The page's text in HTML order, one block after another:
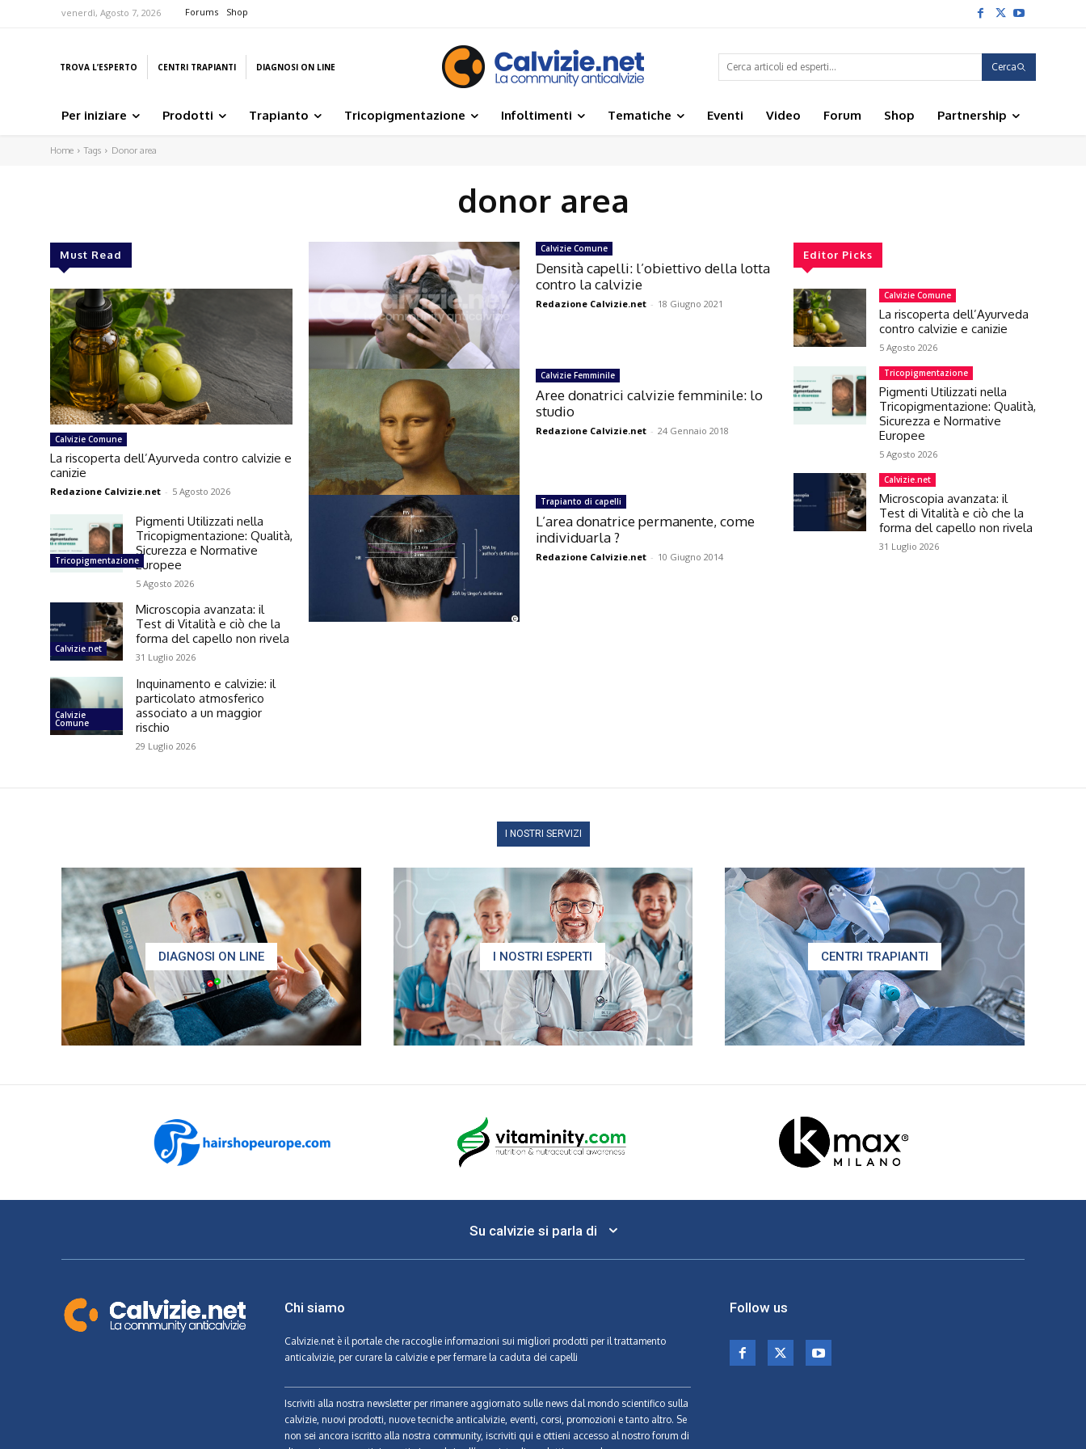
venerdì, Agosto 7, 2026 Forums Shop
TROVA L’ESPERTO CENTRI TRAPIANTI DIAGNOSI ON LINE Cerca
Per iniziare Prodotti Trapianto Tricopigmentazione Infoltimenti Tematiche Eventi Video Forum Shop Partnership
Home Tags Donor area
donor area
Must Read
Calvizie Comune
La riscoperta dell’Ayurveda contro calvizie e
canizie
Redazione Calvizie.net - 5 Agosto 2026
Tricopigmentazione
Pigmenti Utilizzati nella
Tricopigmentazione: Qualità,
Sicurezza e Normative
Europee
5 Agosto 2026
Calvizie.net
Microscopia avanzata: il
Test di Vitalità e ciò che la
forma del capello non rivela
31 Luglio 2026
Calvizie
Comune
Inquinamento e calvizie: il
particolato atmosferico
associato a un maggior
rischio
29 Luglio 2026
Calvizie Comune
Densità capelli: l’obiettivo della lotta
contro la calvizie
Redazione Calvizie.net - 18 Giugno 2021
Calvizie Femminile
Aree donatrici calvizie femminile: lo
studio
Redazione Calvizie.net - 24 Gennaio 2018
Trapianto di capelli
L’area donatrice permanente, come
individuarla ?
Redazione Calvizie.net - 10 Giugno 2014
Editor Picks
Calvizie Comune
La riscoperta dell’Ayurveda
contro calvizie e canizie
5 Agosto 2026
Tricopigmentazione
Pigmenti Utilizzati nella
Tricopigmentazione: Qualità,
Sicurezza e Normative
Europee
5 Agosto 2026
Calvizie.net
Microscopia avanzata: il
Test di Vitalità e ciò che la
forma del capello non rivela
31 Luglio 2026
I NOSTRI SERVIZI
DIAGNOSI ON LINE I NOSTRI ESPERTI CENTRI TRAPIANTI
Su calvizie si parla di
Chi siamo
Calvizie.netè il portale che raccoglie informazioni sui migliori prodotti per il trattamento
anticalvizie, per curare la calvizie e per fermare la caduta dei capelli
Iscriviti alla nostra newsletter per rimanere aggiornato sulle news dal mondo scientifico sulla
calvizie, nuovi prodotti, nuove tecniche anticalvizie, eventi, corsi, promozioni e tanto altro. Se
non sei ancora iscritto alla nostra community, iscriviti qui e ottieni accesso al nostro forum di
Follow us